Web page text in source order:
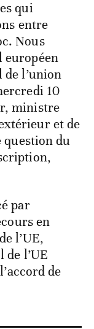
qui
entre
Nous
européen
l’union
10
ministre
et de
question du
par
en
l’UE,
l’UE
de